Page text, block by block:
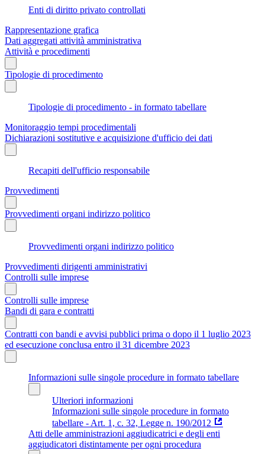
Enti di diritto privato controllati
Rappresentazione grafica
Dati aggregati attività amministrativa
Attività e procedimenti
Tipologie di procedimento
Tipologie di procedimento - in formato tabellare
Monitoraggio tempi procedimentali
Dichiarazioni sostitutive e acquisizione d'ufficio dei dati
Recapiti dell'ufficio responsabile
Provvedimenti
Provvedimenti organi indirizzo politico
Provvedimenti organi indirizzo politico
Provvedimenti dirigenti amministrativi
Controlli sulle imprese
Controlli sulle imprese
Bandi di gara e contratti
Contratti con bandi e avvisi pubblici prima o dopo il 1 luglio 2023
ed esecuzione conclusa entro il 31 dicembre 2023
Informazioni sulle singole procedure in formato tabellare
Ulteriori informazioni
Informazioni sulle singole procedure in formato
tabellare - Art. 1, c. 32, Legge n. 190/2012
Atti delle amministrazioni aggiudicatrici e degli enti
aggiudicatori distintamente per ogni procedura